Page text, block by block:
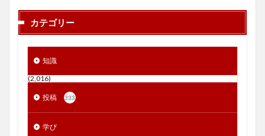
カテゴリー
知識
(2,016)
投稿 333
学び